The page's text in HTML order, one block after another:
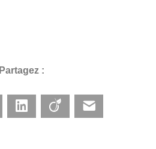
Partagez :
Twitter LinkedIn Viadeo